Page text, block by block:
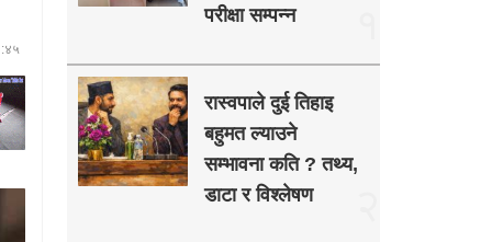
परीक्षा सम्पन्न
रास्वपाले दुई तिहाइ
बहुमत ल्याउने
सम्भावना कति ? तथ्य,
डाटा र विश्लेषण